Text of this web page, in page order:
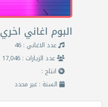
البوم اغاني اخري
عدد الاغاني : 46
عدد الزيارات : 17,046
انتاج :
السنة : غير محدد